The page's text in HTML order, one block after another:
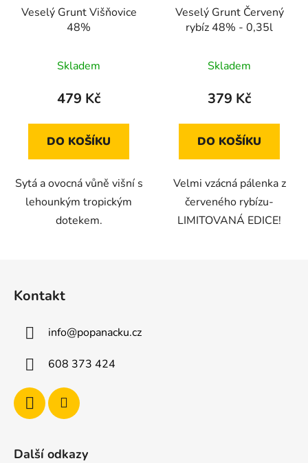
Veselý Grunt Višňovice
48%
Skladem
479 Kč
DO KOŠÍKU
Sytá a ovocná vůně višní s
lehounkým tropickým
dotekem.
Veselý Grunt Červený
rybíz 48% - 0,35l
Skladem
379 Kč
DO KOŠÍKU
Velmi vzácná pálenka z
červeného rybízu-
LIMITOVANÁ EDICE!
Kontakt
info@popanacku.cz
608 373 424
Další odkazy